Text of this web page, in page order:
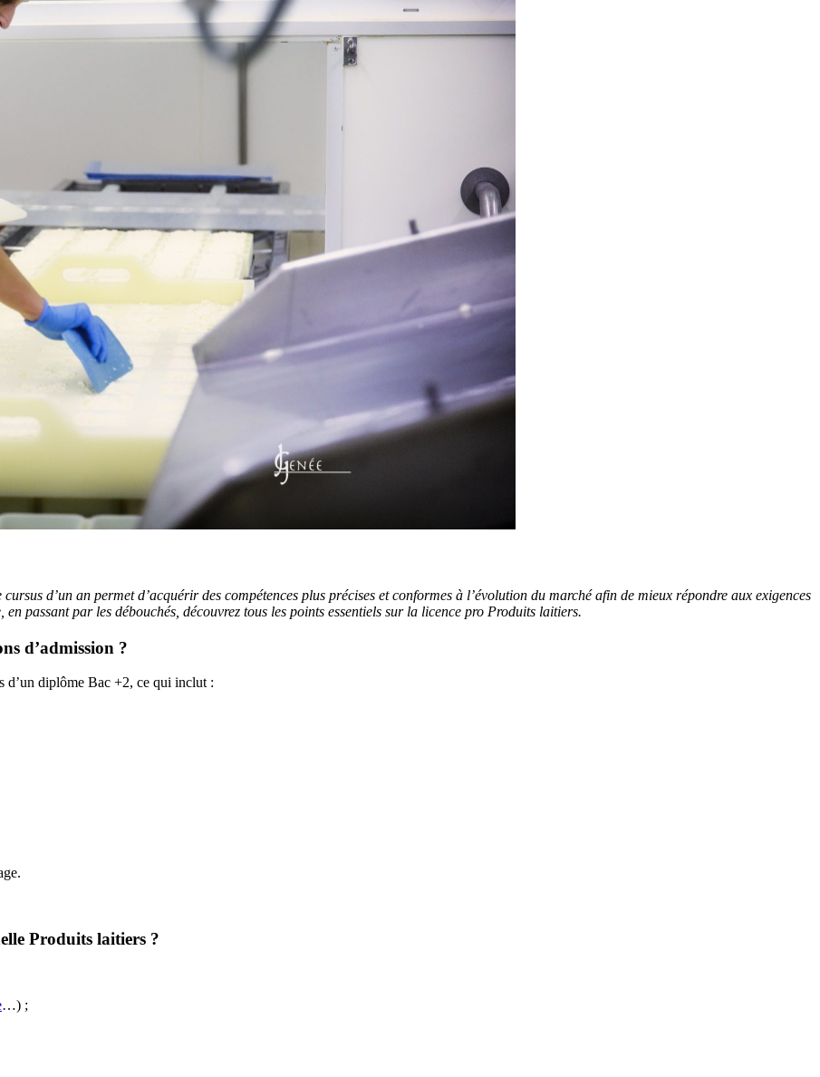
d’un an permet d’acquérir des compétences plus précises et conformes à l’évolution du marché afin de mieux répondre aux exigences
passant par les débouchés, découvrez tous les points essentiels sur la licence pro Produits laitiers.
d’admission ?
d’un diplôme Bac +2, ce qui inclut :
Produits laitiers ?
…) ;